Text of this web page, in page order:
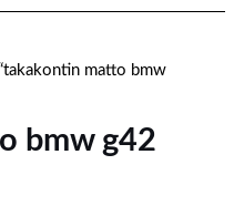
matto bmw
bmw g42